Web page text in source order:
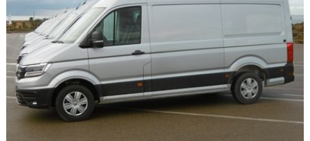
Utilitaires
Flottes
Auto
Services
Forum